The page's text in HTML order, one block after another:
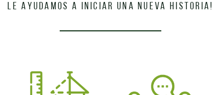
LE AYUDAMOS A INICIAR UNA NUEVA HISTORIA!